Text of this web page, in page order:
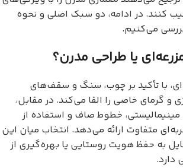
کنند. در ادامه، دو سبک اصلی و نحوه
می‌کنیم.
یا طراحی مدرن؟
با تأکید بر چوب، سنگ و سقف‌های
و گرمای خاصی را القا می‌کند. در مقابل،
خطوط صاف و استفاده از
متفاوت ارائه می‌دهد. انتخاب میان این
به حفظ هویت روستایی یا بهره‌گیری از
دارد.